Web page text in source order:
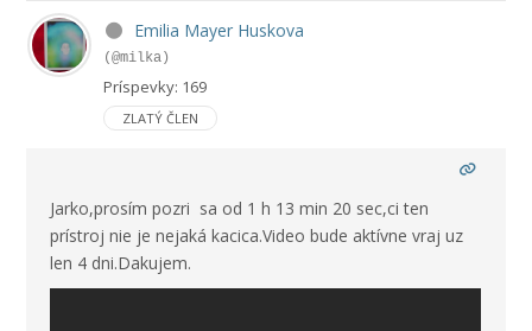
Emilia Mayer Huskova
(@milka)
Príspevky: 169
ZLATÝ ČLEN
Jarko,prosím pozri sa od 1 h 13 min 20 sec,ci ten
prístroj nie je nejaká kacica.Video bude aktívne vraj uz
len 4 dni.Dakujem.